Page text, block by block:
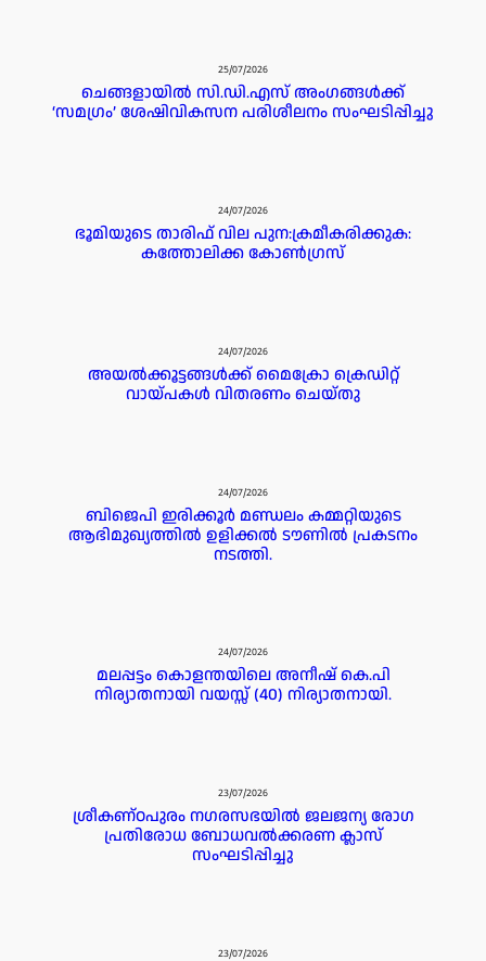
25/07/2026
ചെങ്ങളായിൽ സി.ഡി.എസ് അംഗങ്ങൾക്ക്
‘സമഗ്രം’ ശേഷിവികസന പരിശീലനം സംഘടിപ്പിച്ചു
24/07/2026
ഭൂമിയുടെ താരിഫ് വില പുന:ക്രമീകരിക്കുക:
കത്തോലിക്ക കോൺഗ്രസ്
24/07/2026
അയൽക്കൂട്ടങ്ങൾക്ക് മൈക്രോ ക്രെഡിറ്റ്‌
വായ്പകൾ വിതരണം ചെയ്തു
24/07/2026
ബിജെപി ഇരിക്കൂർ മണ്ഡലം കമ്മറ്റിയുടെ
ആഭിമുഖ്യത്തിൽ ഉളിക്കൽ ടൗണിൽ പ്രകടനം
നടത്തി.
24/07/2026
മലപ്പട്ടം കൊളന്തയിലെ അനീഷ് കെ.പി
നിര്യാതനായി വയസ്സ് (40) നിര്യാതനായി.
23/07/2026
ശ്രീകണ്ഠപുരം നഗരസഭയിൽ ജലജന്യ രോഗ
പ്രതിരോധ ബോധവൽക്കരണ ക്ലാസ്
സംഘടിപ്പിച്ചു
23/07/2026